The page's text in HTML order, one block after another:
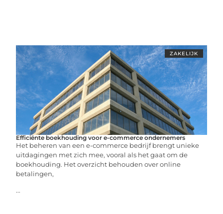
ZAKELIJK
Efficiënte boekhouding voor e-commerce ondernemers
Het beheren van een e-commerce bedrijf brengt unieke
uitdagingen met zich mee, vooral als het gaat om de
boekhouding. Het overzicht behouden over online
betalingen,
...